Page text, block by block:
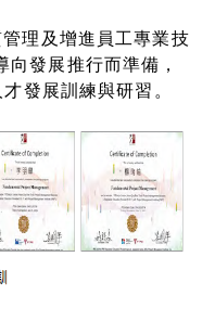
理及增進員工專業技
發展推行而準備，
發展訓練與研習。